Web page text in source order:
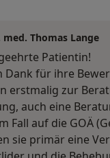
med. Thomas Lange
Patientin!
Dank für ihre
erstmalig zur
auch eine
Fall auf die GOÄ
sie primär eine